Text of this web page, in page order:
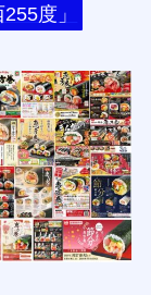
度」